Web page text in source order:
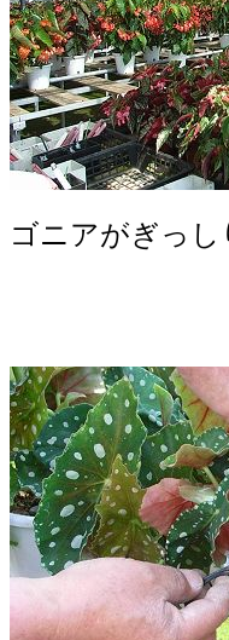
ゴニアがぎっ